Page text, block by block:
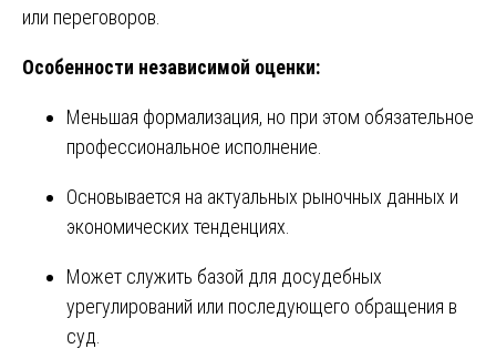
или переговоров.
Особенности независимой оценки:
Меньшая формализация, но при этом обязательное
профессиональное исполнение.
Основывается на актуальных рыночных данных и
экономических тенденциях.
Может служить базой для досудебных
урегулирований или последующего обращения в
суд.